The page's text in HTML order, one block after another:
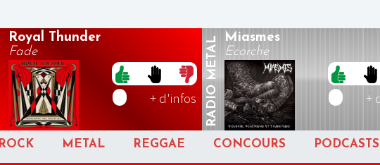
Royal Thunder
Fade
+ d'infos RADIO
METAL Miasmes
Ecorche
+
ROCK METAL REGGAE CONCOURS PODCASTS